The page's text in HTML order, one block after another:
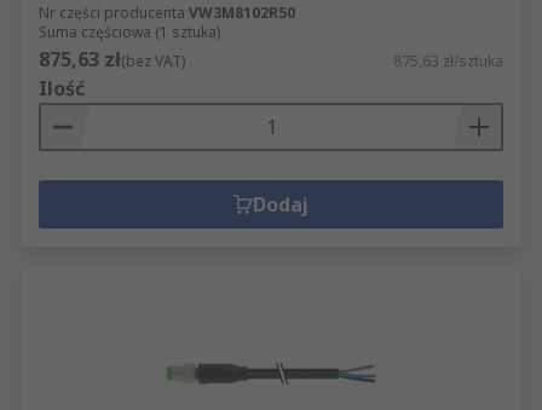
Nr części producenta VW3M8102R50
Suma częściowa (1 sztuka)
875,63 zł(bez VAT) 875,63 zł/sztuka
Ilość
Dodaj